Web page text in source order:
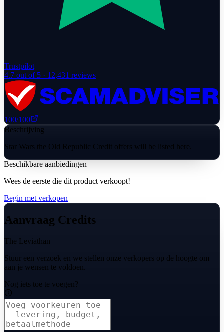
Trustpilot
4.7 out of 5 · 12,431 reviews
100/100
Beschrijving
Star Wars the Old Republic Credit offers will be listed here.
Beschikbare aanbiedingen
Wees de eerste die dit product verkoopt!
Begin met verkopen
Aanvraag Credits
The Leviathan
Stuur een verzoek en we stellen onze verkopers op de hoogte om
aan je wensen te voldoen.
Nog iets toe te voegen?